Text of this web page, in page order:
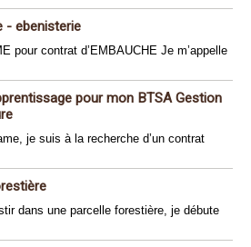
- ebenisterie
pour contrat d’EMBAUCHE Je m’appelle
pour mon BTSA Gestion
je suis à la recherche d’un contrat
dans une parcelle forestière, je débute